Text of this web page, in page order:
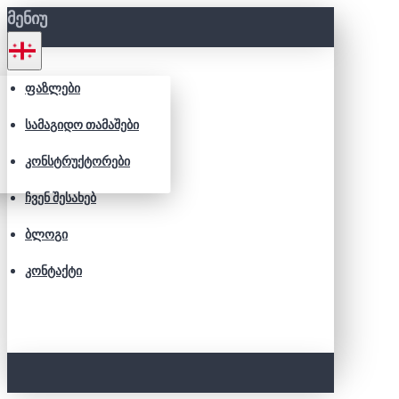
ᲛᲔᲜᲘᲣ
ᲤᲐᲖᲚᲔᲑᲘ
ᲡᲐᲛᲐᲒᲘᲓᲝ ᲗᲐᲛᲐᲨᲔᲑᲘ
ᲙᲝᲜᲡᲢᲠᲣᲥᲢᲝᲠᲔᲑᲘ
ᲩᲕᲔᲜ ᲨᲔᲡᲐᲮᲔᲑ
ᲑᲚᲝᲒᲘ
ᲙᲝᲜᲢᲐᲥᲢᲘ